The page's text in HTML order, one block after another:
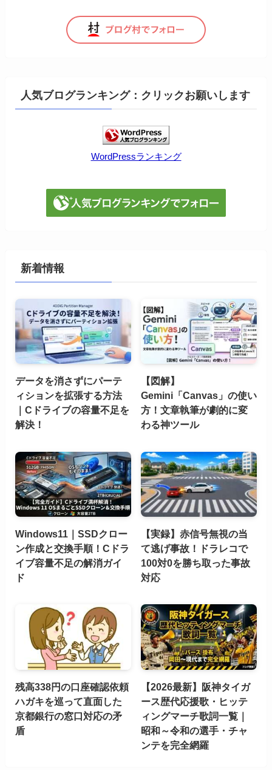
人気ブログランキング：クリックお願いします
WordPressランキング
新着情報
データを消さずにパーテ
ィションを拡張する方法
｜Cドライブの容量不足を
解決！
【図解】
Gemini「Canvas」の使い
方！文章執筆が劇的に変
わる神ツール
Windows11｜SSDクロー
ン作成と交換手順！Cドラ
イブ容量不足の解消ガイ
ド
【実録】赤信号無視の当
て逃げ事故！ドラレコで
100対0を勝ち取った事故
対応
残高338円の口座確認依頼
ハガキを巡って直面した
京都銀行の窓口対応の矛
盾
【2026最新】阪神タイガ
ース歴代応援歌・ヒッテ
ィングマーチ歌詞一覧｜
昭和～令和の選手・チャ
ンテを完全網羅